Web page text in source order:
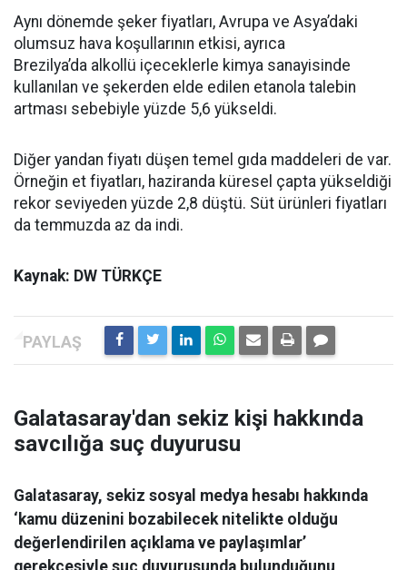
Aynı dönemde şeker fiyatları, Avrupa ve Asya’daki
olumsuz hava koşullarının etkisi, ayrıca
Brezilya’da alkollü içeceklerle kimya sanayisinde
kullanılan ve şekerden elde edilen etanola talebin
artması sebebiyle yüzde 5,6 yükseldi.
Diğer yandan fiyatı düşen temel gıda maddeleri de var.
Örneğin et fiyatları, haziranda küresel çapta yükseldiği
rekor seviyeden yüzde 2,8 düştü. Süt ürünleri fiyatları
da temmuzda az da indi.
Kaynak: DW TÜRKÇE
Galatasaray'dan sekiz kişi hakkında
savcılığa suç duyurusu
Galatasaray, sekiz sosyal medya hesabı hakkında
‘kamu düzenini bozabilecek nitelikte olduğu
değerlendirilen açıklama ve paylaşımlar’
gerekçesiyle suç duyurusunda bulunduğunu